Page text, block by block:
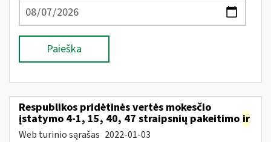
Paieška
Respublikos pridėtinės vertės mokesčio
įstatymo 4-1, 15, 40, 47 straipsnių pakeitimo ir
Web turinio sąrašas 2022-01-03